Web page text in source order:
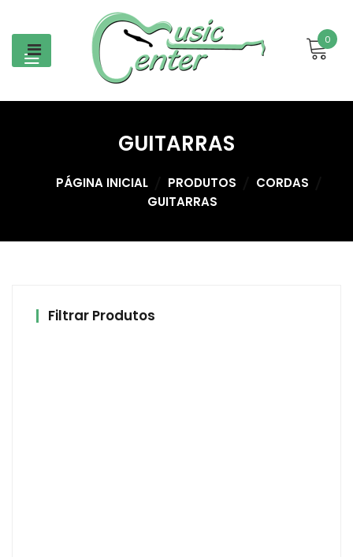
content
0
GUITARRAS
PÁGINA INICIAL PRODUTOS
CORDAS
GUITARRAS
Filtrar Produtos